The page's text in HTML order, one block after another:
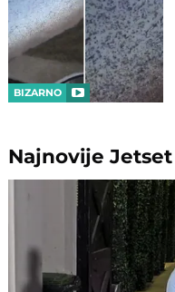
BIZARNO
NajnovijeJetset